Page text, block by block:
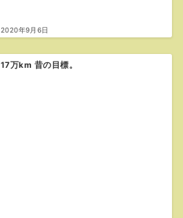
2020年9月6日
17万km 昔の目標。